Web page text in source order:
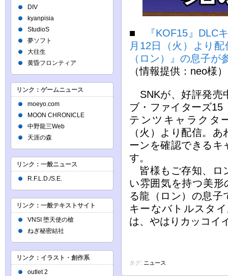
■
『KOF15』DLC
月12日（火）より
（ロン）』の息子が
（情報提供：neo様）
SNKが、好評発売
ブ・ファイターズ15
テンツキャラクタ
（火）より配信。
ーンを確認できるキ
す。
皆様もご存知、ロ
い雰囲気を持つ美形
る龍（ロン）の息子
キーなバトルスタ
は、やはりカッコイ
タグ: ニュース
DIV
kyanpisia
StudioS
夢ソフト
大往生
黄昏フロンティア
リンク：ゲームニュース
moeyo.com
MOON CHRONICLE
中野龍三Web
天涯の森
リンク：一般ニュース
R.F.L.D./S.E.
リンク：一般テキストサイト
VNSI 堕天使の槍
ねぎ秘密結社
リンク：イラスト・創作系
outlet 2